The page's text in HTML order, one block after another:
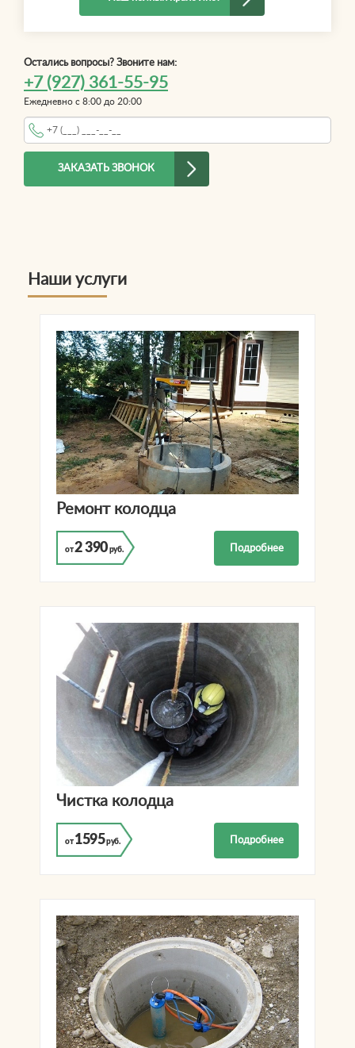
Остались вопросы? Звоните нам:
+7 (927) 361-55-95
Ежедневно с 8:00 до 20:00
Телефон*
ЗАКАЗАТЬ ЗВОНОК
Наши услуги
Ремонт колодца
от2 390 руб. Подробнее
Чистка колодца
от 1595руб. Подробнее